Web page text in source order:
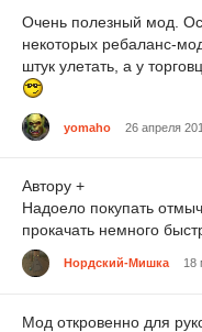
Очень полезный мод.
некоторых ребаланс-
штук улетать, а у
yomaho 26 апреля
Автору +
Надоело покупать
прокачать немного
Нордский-Мишка 18
Мод откровенно для